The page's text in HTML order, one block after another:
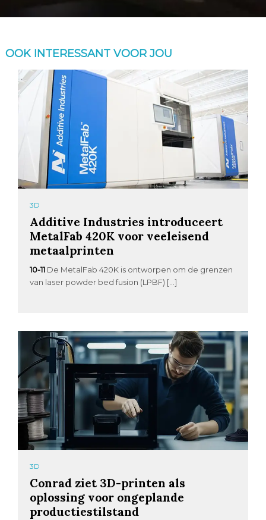
OOK INTERESSANT VOOR JOU
3D
Additive Industries introduceert
MetalFab 420K voor veeleisend
metaalprinten
10-11 De MetalFab 420K is ontworpen om de grenzen
van laser powder bed fusion (LPBF) […]
3D
Conrad ziet 3D-printen als
oplossing voor ongeplande
productiestilstand